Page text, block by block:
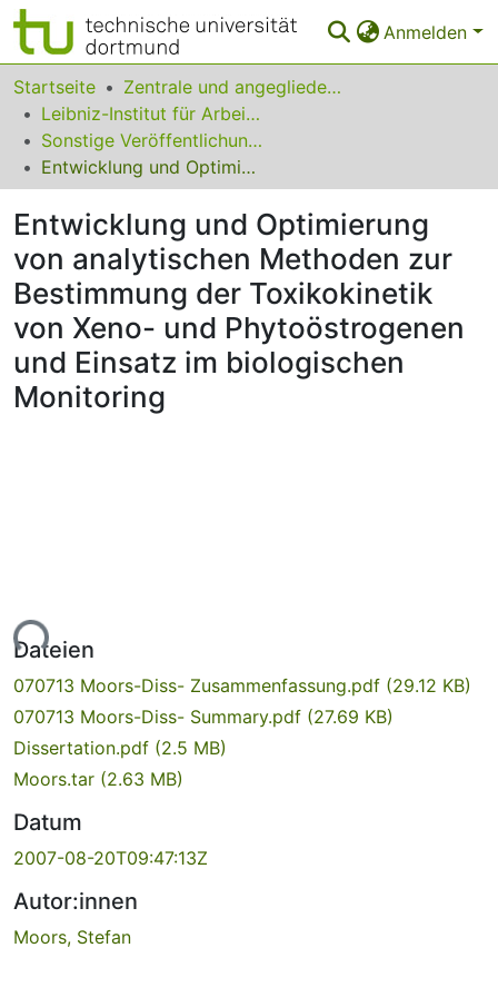
Anmelden
Bereiche & Sammlungen
Das gesamte Repositorium
Statistiken
FAQ
Leitlinien
Zurück zur Startseite
Startseite
Zentrale und angegliederte Institute
Leibniz-Institut für Arbeitsforschung an der TU Dortmund
Sonstige Veröffentlichungen (IfADo)
Entwicklung und Optimierung von analytischen Methoden zur Bestimmung der Toxikokinetik von Xeno- und Phytoöstrogenen und Einsatz im biologischen Monitoring
Entwicklung und Optimierung
von analytischen Methoden zur
Bestimmung der Toxikokinetik
von Xeno- und Phytoöstrogenen
und Einsatz im biologischen
Monitoring
Dateien
070713 Moors-Diss- Zusammenfassung.pdf (29.12 KB)
070713 Moors-Diss- Summary.pdf (27.69 KB)
Dissertation.pdf (2.5 MB)
Moors.tar (2.63 MB)
Datum
2007-08-20T09:47:13Z
Autor:innen
Moors, Stefan